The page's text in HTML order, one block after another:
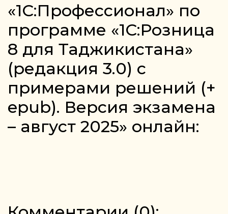
«1С:Профессионал» по
программе «1С:Розница
8 для Таджикистана»
(редакция 3.0) с
примерами решений (+
epub). Версия экзамена
– август 2025» онлайн: